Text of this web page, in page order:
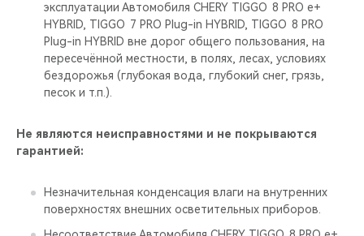
эксплуатации Автомобиля CHERY TIGGO 8 PRO е+
HYBRID, TIGGO 7 PRO Plug-in HYBRID, TIGGO 8 PRO
Plug-in HYBRID вне дорог общего пользования, на
пересечённой местности, в полях, лесах, условиях
бездорожья (глубокая вода, глубокий снег, грязь,
песок и т.п.).
Не являются неисправностями и не покрываются
гарантией:
Незначительная конденсация влаги на внутренних
поверхностях внешних осветительных приборов.